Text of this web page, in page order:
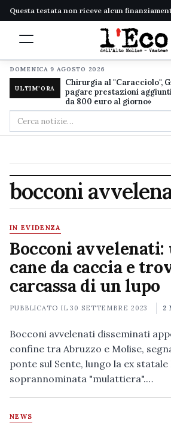
Questa testata non riceve alcun
DOMENICA 9 AGOSTO 2026
ULTIM'ORA
Chirurgia al "Caracciolo",
pagare prestazioni
da 800 euro al giorno»
Cerca
nel
bocconi
IN EVIDENZA
Bocconi avvelenati:
cane da caccia e
carcassa di un lupo
PUBBLICATO IL30 SETTEMBRE 2023 2
Bocconi avvelenati disseminati
confine tra Abruzzo e Molise,
ponte sul Sente, lungo la ex
soprannominata "mulattiera".…
NEWS